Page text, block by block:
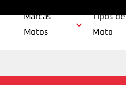
Marcas
Motos
Tipos de
Moto